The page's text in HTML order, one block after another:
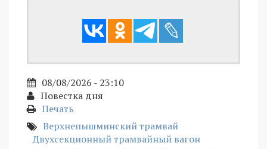
08/08/2026 - 23:10
Повестка дня
Печать
Верхнепышминский трамвай
Двухсекционный трамвайный вагон